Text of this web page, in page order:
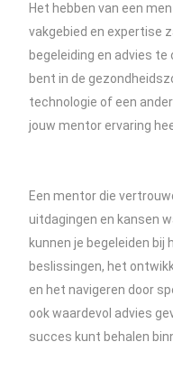
Het hebben van een
vakgebied en expertise
begeleiding en advies
bent in de
technologie of een
jouw mentor ervaring
Een mentor die
uitdagingen en kansen
kunnen je begeleiden bij
beslissingen, het
en het navigeren door
ook waardevol advies
succes kunt behalen